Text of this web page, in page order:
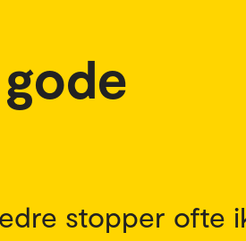
stopper ofte